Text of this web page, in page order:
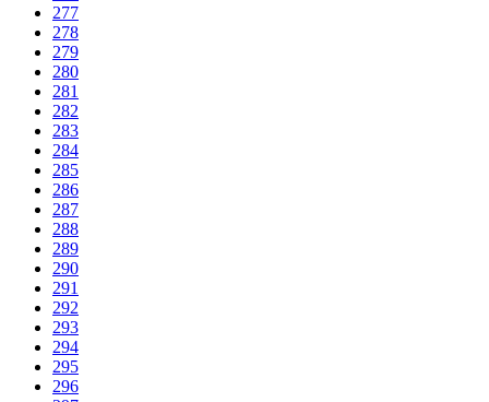
277
278
279
280
281
282
283
284
285
286
287
288
289
290
291
292
293
294
295
296